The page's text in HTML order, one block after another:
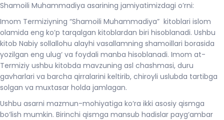
Shamoili Muhammadiya asarining jamiyatimizdagi o’rni:
Imom Termiziyning “Shamoili Muhammadiya” kitoblari islom
olamida eng ko’p tarqalgan kitoblardan biri hisoblanadi. Ushbu
kitob Nabiy sollallohu alayhi vasallamning shamoillari borasida
yozilgan eng ulug‘ va foydali manba hisoblanadi. Imom at-
Termiziy ushbu kitobda mavzuning asl chashmasi, duru
gavharlari va barcha qirralarini keltirib, chiroyli uslubda tartibga
solgan va muxtasar holda jamlagan.
Ushbu asarni mazmun-mohiyatiga ko‘ra ikki asosiy qismga
bo‘lish mumkin. Birinchi qismga mansub hadislar payg‘ambar